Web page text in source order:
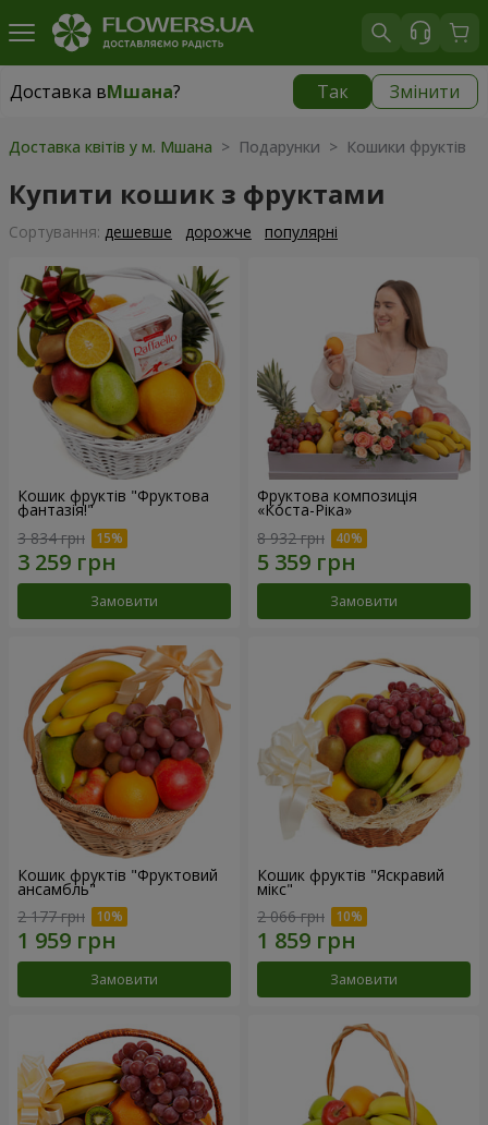
Доставка вМшана? Так Змінити
Доставка вМшана|
Доставка квітів у м. Мшана > Подарунки > Кошики фруктів
Купити кошик з фруктами
Сортування: дешевше дорожче популярні
Кошик фруктів "Фруктова
фантазія!"
3 834 грн
Замовити
Фруктова композиція
«Коста-Ріка»
8 932 грн
Замовити
Кошик фруктів "Фруктовий
ансамбль"
2 177 грн
Замовити
Кошик фруктів "Яскравий
мікс"
2 066 грн
Замовити